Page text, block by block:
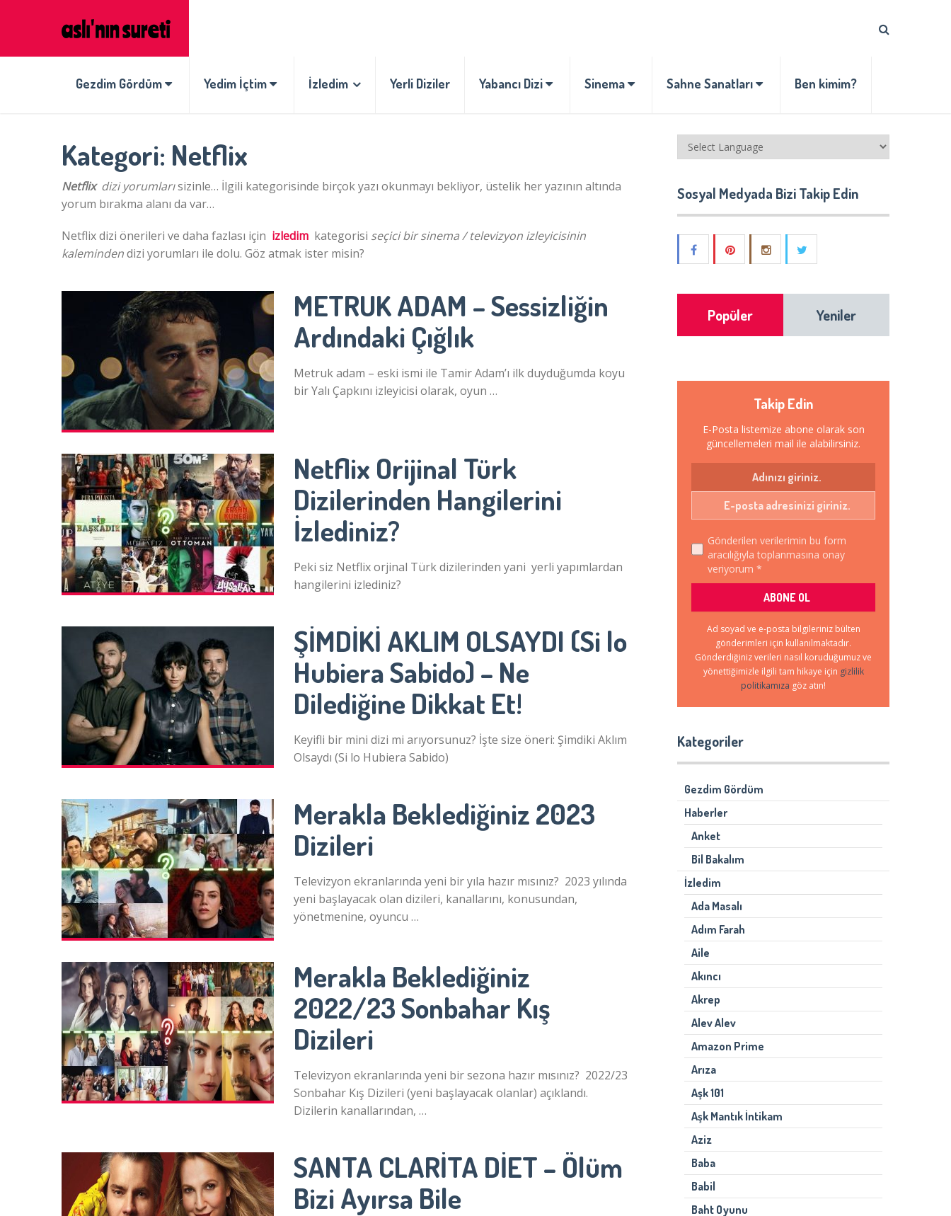
Gezdim Gördüm Yedim İçtim İzledim Yerli Diziler Yabancı Dizi Sinema Sahne Sanatları Ben kimim?
Kategori: Netflix
Netflix dizi yorumlarısizinle… İlgili kategorisinde birçok yazı okunmayı bekliyor, üstelik her yazının altında
yorum bırakma alanı da var…
Netflix dizi önerileri ve daha fazlası için izledim kategorisi seçici bir sinema / televizyon izleyicisinin
kalemindendizi yorumları ile dolu. Göz atmak ister misin?
METRUK ADAM – Sessizliğin
Ardındaki Çığlık
Metruk adam – eski ismi ile Tamir Adam’ı ilk duyduğumda koyu
bir Yalı Çapkını izleyicisi olarak, oyun …
Netflix Orijinal Türk
Dizilerinden Hangilerini
İzlediniz?
Peki siz Netflix orjinal Türk dizilerinden yani yerli yapımlardan
hangilerini izlediniz?
ŞİMDİKİ AKLIM OLSAYDI (Si lo
Hubiera Sabido) – Ne
Dilediğine Dikkat Et!
Keyifli bir mini dizi mi arıyorsunuz? İşte size öneri: Şimdiki Aklım
Olsaydı (Si lo Hubiera Sabido)
Merakla Beklediğiniz 2023
Dizileri
Televizyon ekranlarında yeni bir yıla hazır mısınız? 2023 yılında
yeni başlayacak olan dizileri, kanallarını, konusundan,
yönetmenine, oyuncu …
Merakla Beklediğiniz
2022/23 Sonbahar Kış
Dizileri
Televizyon ekranlarında yeni bir sezona hazır mısınız? 2022/23
Sonbahar Kış Dizileri (yeni başlayacak olanlar) açıklandı.
Dizilerin kanallarından, …
SANTA CLARİTA DİET – Ölüm
Bizi Ayırsa Bile
Sosyal Medyada Bizi Takip Edin
Popüler Yeniler
Takip Edin
E-Posta listemize abone olarak son
güncellemeleri mail ile alabilirsiniz.
Gönderilen verilerimin bu form
aracılığıyla toplanmasına onay
veriyorum *
Ad soyad ve e-posta bilgileriniz bülten
gönderimleri için kullanılmaktadır.
Gönderdiğiniz verileri nasıl koruduğumuz ve
yönettiğimizle ilgili tam hikaye için gizlilik
politikamıza göz atın!
Kategoriler
Gezdim Gördüm
Haberler
Anket
Bil Bakalım
İzledim
Ada Masalı
Adım Farah
Aile
Akıncı
Akrep
Alev Alev
Amazon Prime
Arıza
Aşk 101
Aşk Mantık İntikam
Aziz
Baba
Babil
Baht Oyunu